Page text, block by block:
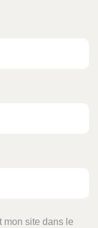
mon site dans le